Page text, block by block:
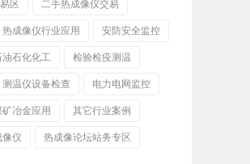
区 二手热成像仪交易
热成像仪行业应用 安防安全监控
油石化化工 检验检疫测温
测温仪设备检查 电力电网监控
矿冶金应用 其它行业案例
像仪 热成像论坛站务专区